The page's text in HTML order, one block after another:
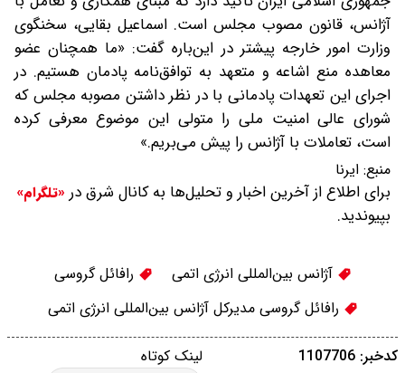
آژانس، قانون مصوب مجلس است. اسماعیل بقایی، سخنگوی
وزارت امور خارجه پیشتر در این‌باره گفت: «ما همچنان عضو
معاهده منع اشاعه و متعهد به توافق‌نامه پادمان هستیم. در
اجرای این تعهدات پادمانی با در نظر داشتن مصوبه مجلس که
شورای عالی امنیت ملی را متولی این موضوع معرفی کرده
است، تعاملات با آژانس را پیش می‌بریم.»
منبع: ایرنا
برای اطلاع از آخرین اخبار و تحلیل‌ها به کانال شرق در «تلگرام»
بپیوندید.
آژانس بین‌المللی انرژی اتمی
رافائل گروسی
رافائل گروسی مدیرکل آژانس بین‌المللی انرژی اتمی
لینک کوتاه کدخبر: 1107706